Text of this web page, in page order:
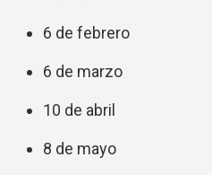
6 de febrero
6 de marzo
10 de abril
8 de mayo